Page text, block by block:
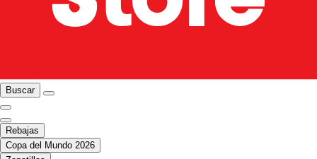
Buscar
Rebajas
Copa del Mundo 2026